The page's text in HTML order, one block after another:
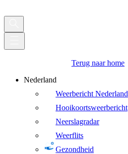
Terug naar home
Nederland
Weerbericht Nederland
Hooikoortsweerbericht
Neerslagradar
Weerflits
Gezondheid